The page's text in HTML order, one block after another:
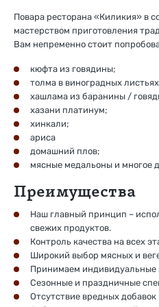
Повара ресторана «Киликия» в
мастерством приготовления
Вам непременно стоит
кюфта из говядины;
толма в виноградных
хашлама из баранины /
хазани платинум;
хинкали;
ариса
домашний плов;
мясные медальоны и многое
Преимущества
Наш главный принцип –
свежих продуктов.
Контроль качества на всех
Широкий выбор мясных и
Принимаем индивидуальные
Сезонные и праздничные
Отсутствие вредных добавок